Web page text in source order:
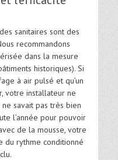
sanitaires sont des
recommandons
dans la mesure
historiques). Si
à air pulsé et qu’un
votre installateur ne
savait pas très bien
l’année pour pouvoir
de la mousse, votre
du rythme conditionné